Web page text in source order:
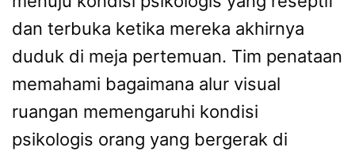
dan terbuka ketika mereka akhirnya
duduk di meja pertemuan. Tim penataan
memahami bagaimana alur visual
ruangan memengaruhi kondisi
psikologis orang yang bergerak di